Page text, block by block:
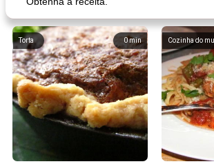
0min
Torta Cozinha do